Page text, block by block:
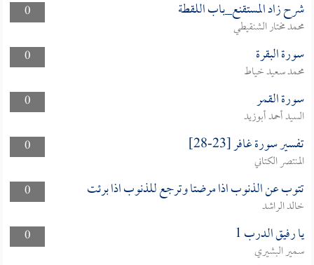
0 شرح زاد المستقنع_باب اللقطة
محمد مختار الشنقيطي
0
سورة البقرة
محمد سعيد خياط
0
سورة القمر
السيد أحمد أبوزيد
0
تفسير سورة غافر [23-28]
المنتصر الكتاني
0
تتوب عن الذنوب اذا مرضتا وترجع للذنوب اذا برئت
خالد الراشد
0
يا رفيق الدرب 1
سمير البشيري